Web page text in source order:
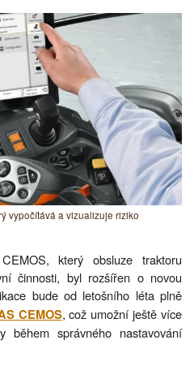
vypočítává a vizualizuje riziko
který obsluze traktoru
činnosti, byl rozšířen o novou
bude od letošního léta plně
CEMOS, což umožní ještě více
správného nastavování